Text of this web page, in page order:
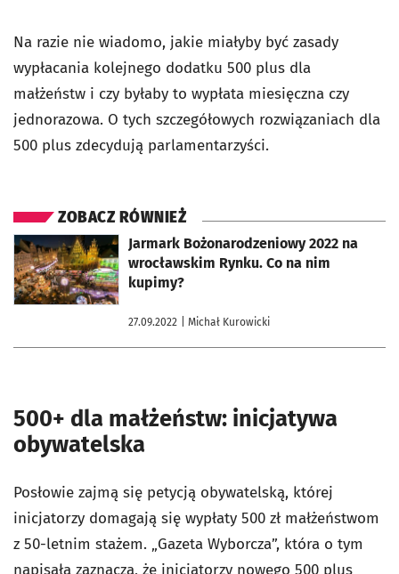
Na razie nie wiadomo, jakie miałyby być zasady
wypłacania kolejnego dodatku 500 plus dla
małżeństw i czy byłaby to wypłata miesięczna czy
jednorazowa. O tych szczegółowych rozwiązaniach dla
500 plus zdecydują parlamentarzyści.
ZOBACZ RÓWNIEŻ
Jarmark Bożonarodzeniowy 2022 na
wrocławskim Rynku. Co na nim
kupimy?
27.09.2022 | Michał Kurowicki
otworzy się w nowej karcie
500+ dla małżeństw: inicjatywa
obywatelska
Posłowie zajmą się petycją obywatelską, której
inicjatorzy domagają się wypłaty 500 zł małżeństwom
z 50-letnim stażem. „Gazeta Wyborcza”, która o tym
napisała zaznacza, że inicjatorzy nowego 500 plus